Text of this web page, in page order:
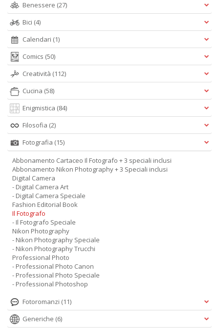
Benessere (27)
Bici (4)
Calendari (1)
Comics (50)
Creatività (112)
Cucina (58)
Enigmistica (84)
Filosofia (2)
Fotografia (15)
Abbonamento Cartaceo Il Fotografo + 3 speciali inclusi
Abbonamento Nikon Photography + 3 Speciali inclusi
Digital Camera
- Digital Camera Art
- Digital Camera Speciale
Fashion Editorial Book
Il Fotografo
- Il Fotografo Speciale
Nikon Photography
- Nikon Photography Speciale
- Nikon Photography Trucchi
Professional Photo
- Professional Photo Canon
- Professional Photo Speciale
- Professional Photoshop
Fotoromanzi (11)
Generiche (6)